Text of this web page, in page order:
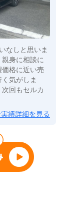
なしと思いま
身に相談に
格に近い売
気がしま
回もセルカ
績詳細を見る